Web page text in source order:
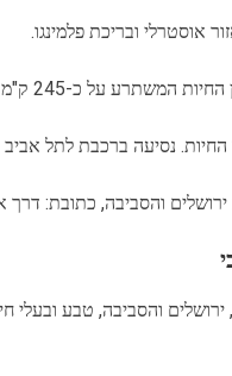
אוסטרלי ובריכת פלמינגו.
הבנוי בצורת כלי השיט המקראי של שומר גן החיות הראשון בתנ"ך.
נסיעה ברכבת לתל אביב
והסביבה, כתובת: דרך אהרון